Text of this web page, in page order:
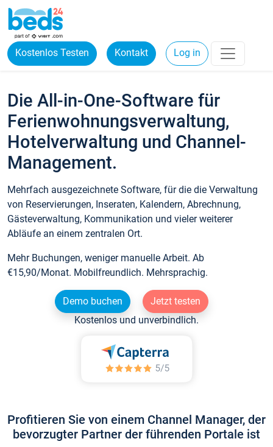
Kostenlos Testen Kontakt Log in
Die All-in-One-Software für
Ferienwohnungsverwaltung,
Hotelverwaltung und Channel-
Management.
Mehrfach ausgezeichnete Software, für die die Verwaltung
von Reservierungen, Inseraten, Kalendern, Abrechnung,
Gästeverwaltung, Kommunikation und vieler weiterer
Abläufe an einem zentralen Ort.
Mehr Buchungen, weniger manuelle Arbeit. Ab
€15,90/Monat. Mobilfreundlich. Mehrsprachig.
Demo buchen
Jetzt testen
Kostenlos und unverbindlich.
Profitieren Sie von einem Channel Manager, der
bevorzugter Partner der führenden Portale ist